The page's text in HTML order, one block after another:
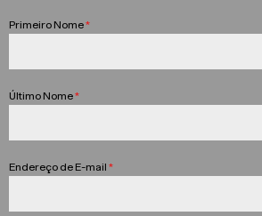
Primeiro Nome*
Último Nome*
Endereço de E-mail *